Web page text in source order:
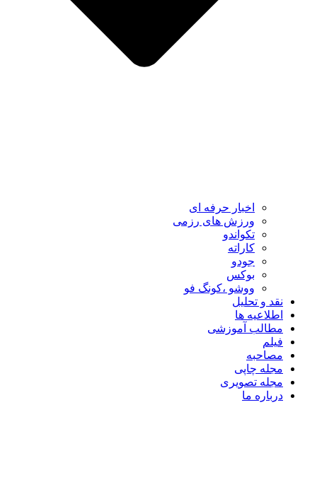
اخبار حرفه ای
ورزش های رزمی
تکواندو
کاراته
جودو
بوکس
ووشو ،کونگ فو
نقد و تحلیل
اطلاعیه ها
مطالب آموزشی
فیلم
مصاحبه
مجله چاپی
مجله تصویری
درباره ما